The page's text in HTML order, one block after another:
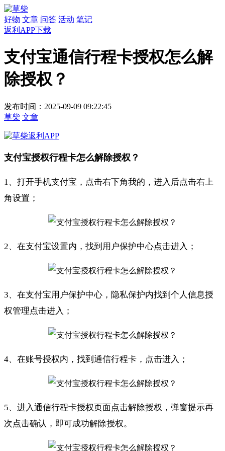
好物 文章 问答 活动 笔记
返利APP下载
支付宝通信行程卡授权怎么解
除授权？
发布时间：2025-09-09 09:22:45
草柴 文章
支付宝授权行程卡怎么解除授权？
1、打开手机支付宝，点击右下角我的，进入后点击右上
角设置；
2、在支付宝设置内，找到用户保护中心点击进入；
3、在支付宝用户保护中心，隐私保护内找到个人信息授
权管理点击进入；
4、在账号授权内，找到通信行程卡，点击进入；
5、进入通信行程卡授权页面点击解除授权，弹窗提示再
次点击确认，即可成功解除授权。